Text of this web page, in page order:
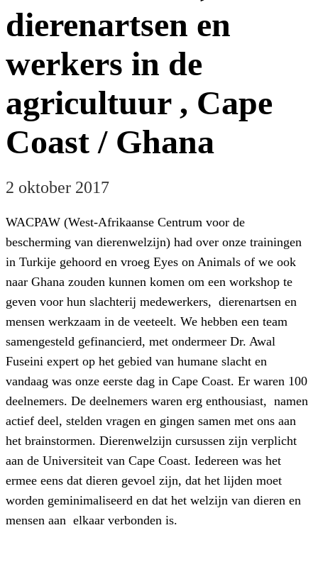
dierenartsen en
werkers in de
agricultuur , Cape
Coast / Ghana
2 oktober 2017
WACPAW (West-Afrikaanse Centrum voor de
bescherming van dierenwelzijn) had over onze trainingen
in Turkije gehoord en vroeg Eyes on Animals of we ook
naar Ghana zouden kunnen komen om een ​​workshop te
geven voor hun slachterij medewerkers, dierenartsen en
mensen werkzaam in de veeteelt. We hebben een team
samengesteld gefinancierd, met ondermeer Dr. Awal
Fuseini expert op het gebied van humane slacht en
vandaag was onze eerste dag in Cape Coast. Er waren 100
deelnemers. De deelnemers waren erg enthousiast, namen
actief deel, stelden vragen en gingen samen met ons aan
het brainstormen. Dierenwelzijn cursussen zijn verplicht
aan de Universiteit van Cape Coast. Iedereen was het
ermee eens dat dieren gevoel zijn, dat het lijden moet
worden geminimaliseerd en dat het welzijn van dieren en
mensen aan elkaar verbonden is.